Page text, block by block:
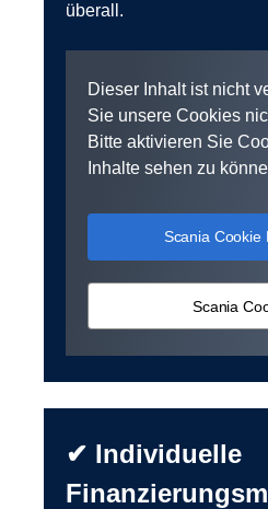
überall.
Dieser Inhalt ist nicht
Sie unsere Cookies
Bitte aktivieren Sie
Inhalte sehen zu
Scania Cookie
Scania
✔ Individuelle